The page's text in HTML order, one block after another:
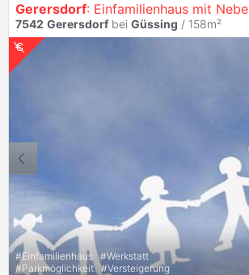
Gerersdorf: Einfamilienhaus mit
7542 Gerersdorf bei Güssing / 158m²
#Einfamilienhaus #Werkstatt
#Parkmöglichkeit #Versteigerung